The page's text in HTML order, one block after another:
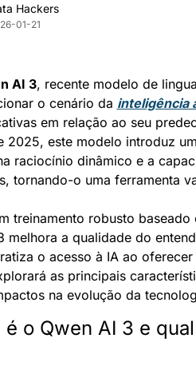
Hackers
01-21
AI 3, recente modelo de
o cenário da inteligência
em relação ao seu
2025, este modelo introduz
raciocínio dinâmico e a
tornando-o uma ferramenta
treinamento robusto baseado
melhora a qualidade do
o acesso à IA ao oferecer
as principais
na evolução da
é o Qwen AI 3 e